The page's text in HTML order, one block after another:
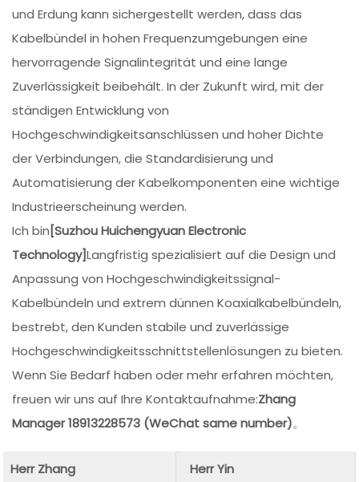
und Erdung kann sichergestellt werden, dass das
Kabelbündel in hohen Frequenzumgebungen eine
hervorragende Signalintegrität und eine lange
Zuverlässigkeit beibehält. In der Zukunft wird, mit der
ständigen Entwicklung von
Hochgeschwindigkeitsanschlüssen und hoher Dichte
der Verbindungen, die Standardisierung und
Automatisierung der Kabelkomponenten eine wichtige
Industrieerscheinung werden.
Ich bin[Suzhou Huichengyuan Electronic
Technology]Langfristig spezialisiert auf die Design und
Anpassung von Hochgeschwindigkeitssignal-
Kabelbündeln und extrem dünnen Koaxialkabelbündeln,
bestrebt, den Kunden stabile und zuverlässige
Hochgeschwindigkeitsschnittstellenlösungen zu bieten.
Wenn Sie Bedarf haben oder mehr erfahren möchten,
freuen wir uns auf Ihre Kontaktaufnahme:Zhang
Manager 18913228573 (WeChat same number)。
Herr Zhang
Herr Yin